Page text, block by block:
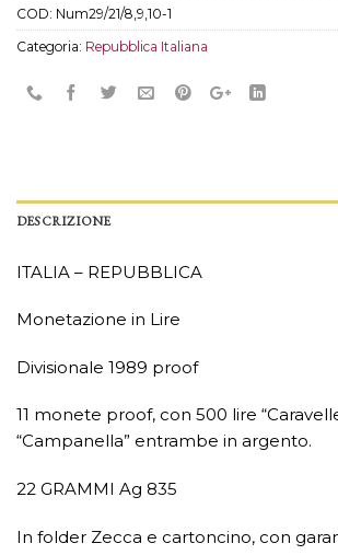
COD: Num29/21/8,9,10-1
Categoria: Repubblica Italiana
DESCRIZIONE
ITALIA – REPUBBLICA
Monetazione in Lire
Divisionale 1989 proof
11 monete proof, con 500 lire
“Campanella” entrambe in argento.
22 GRAMMI Ag 835
In folder Zecca e cartoncino, con